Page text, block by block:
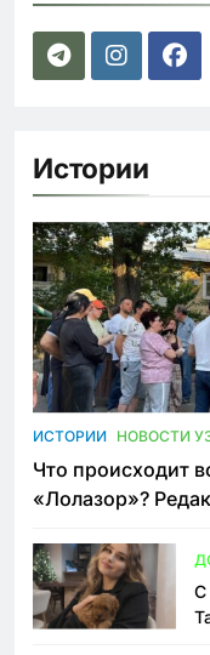
Истории
ИСТОРИИ НОВОСТИ
Что происходит
«Лолазор»?
С